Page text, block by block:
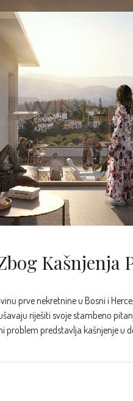
Kašnjenja
prve nekretnine u Bosni i
riješiti svoje stambeno
problem predstavlja kašnjenje u